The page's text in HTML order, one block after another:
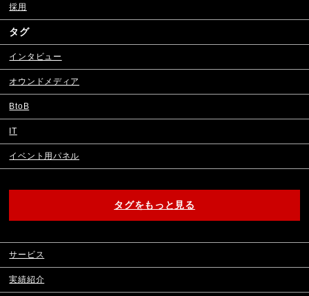
採用
タグ
インタビュー
オウンドメディア
BtoB
IT
イベント用パネル
タグをもっと見る
サービス
実績紹介